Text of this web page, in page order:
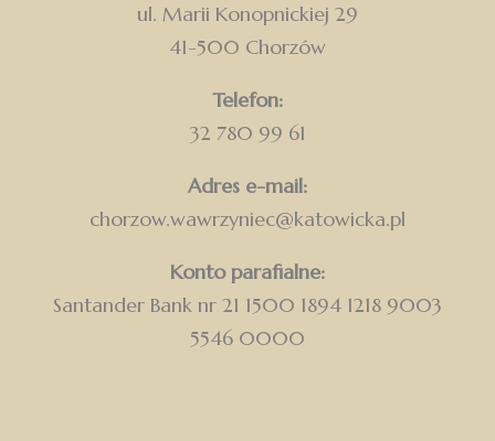
ul. Marii Konopnickiej 29
41-500 Chorzów
Telefon:
32 780 99 61
Adres e-mail:
chorzow.wawrzyniec@katowicka.pl
Konto parafialne:
Santander Bank nr 21 1500 1894 1218 9003
5546 0000